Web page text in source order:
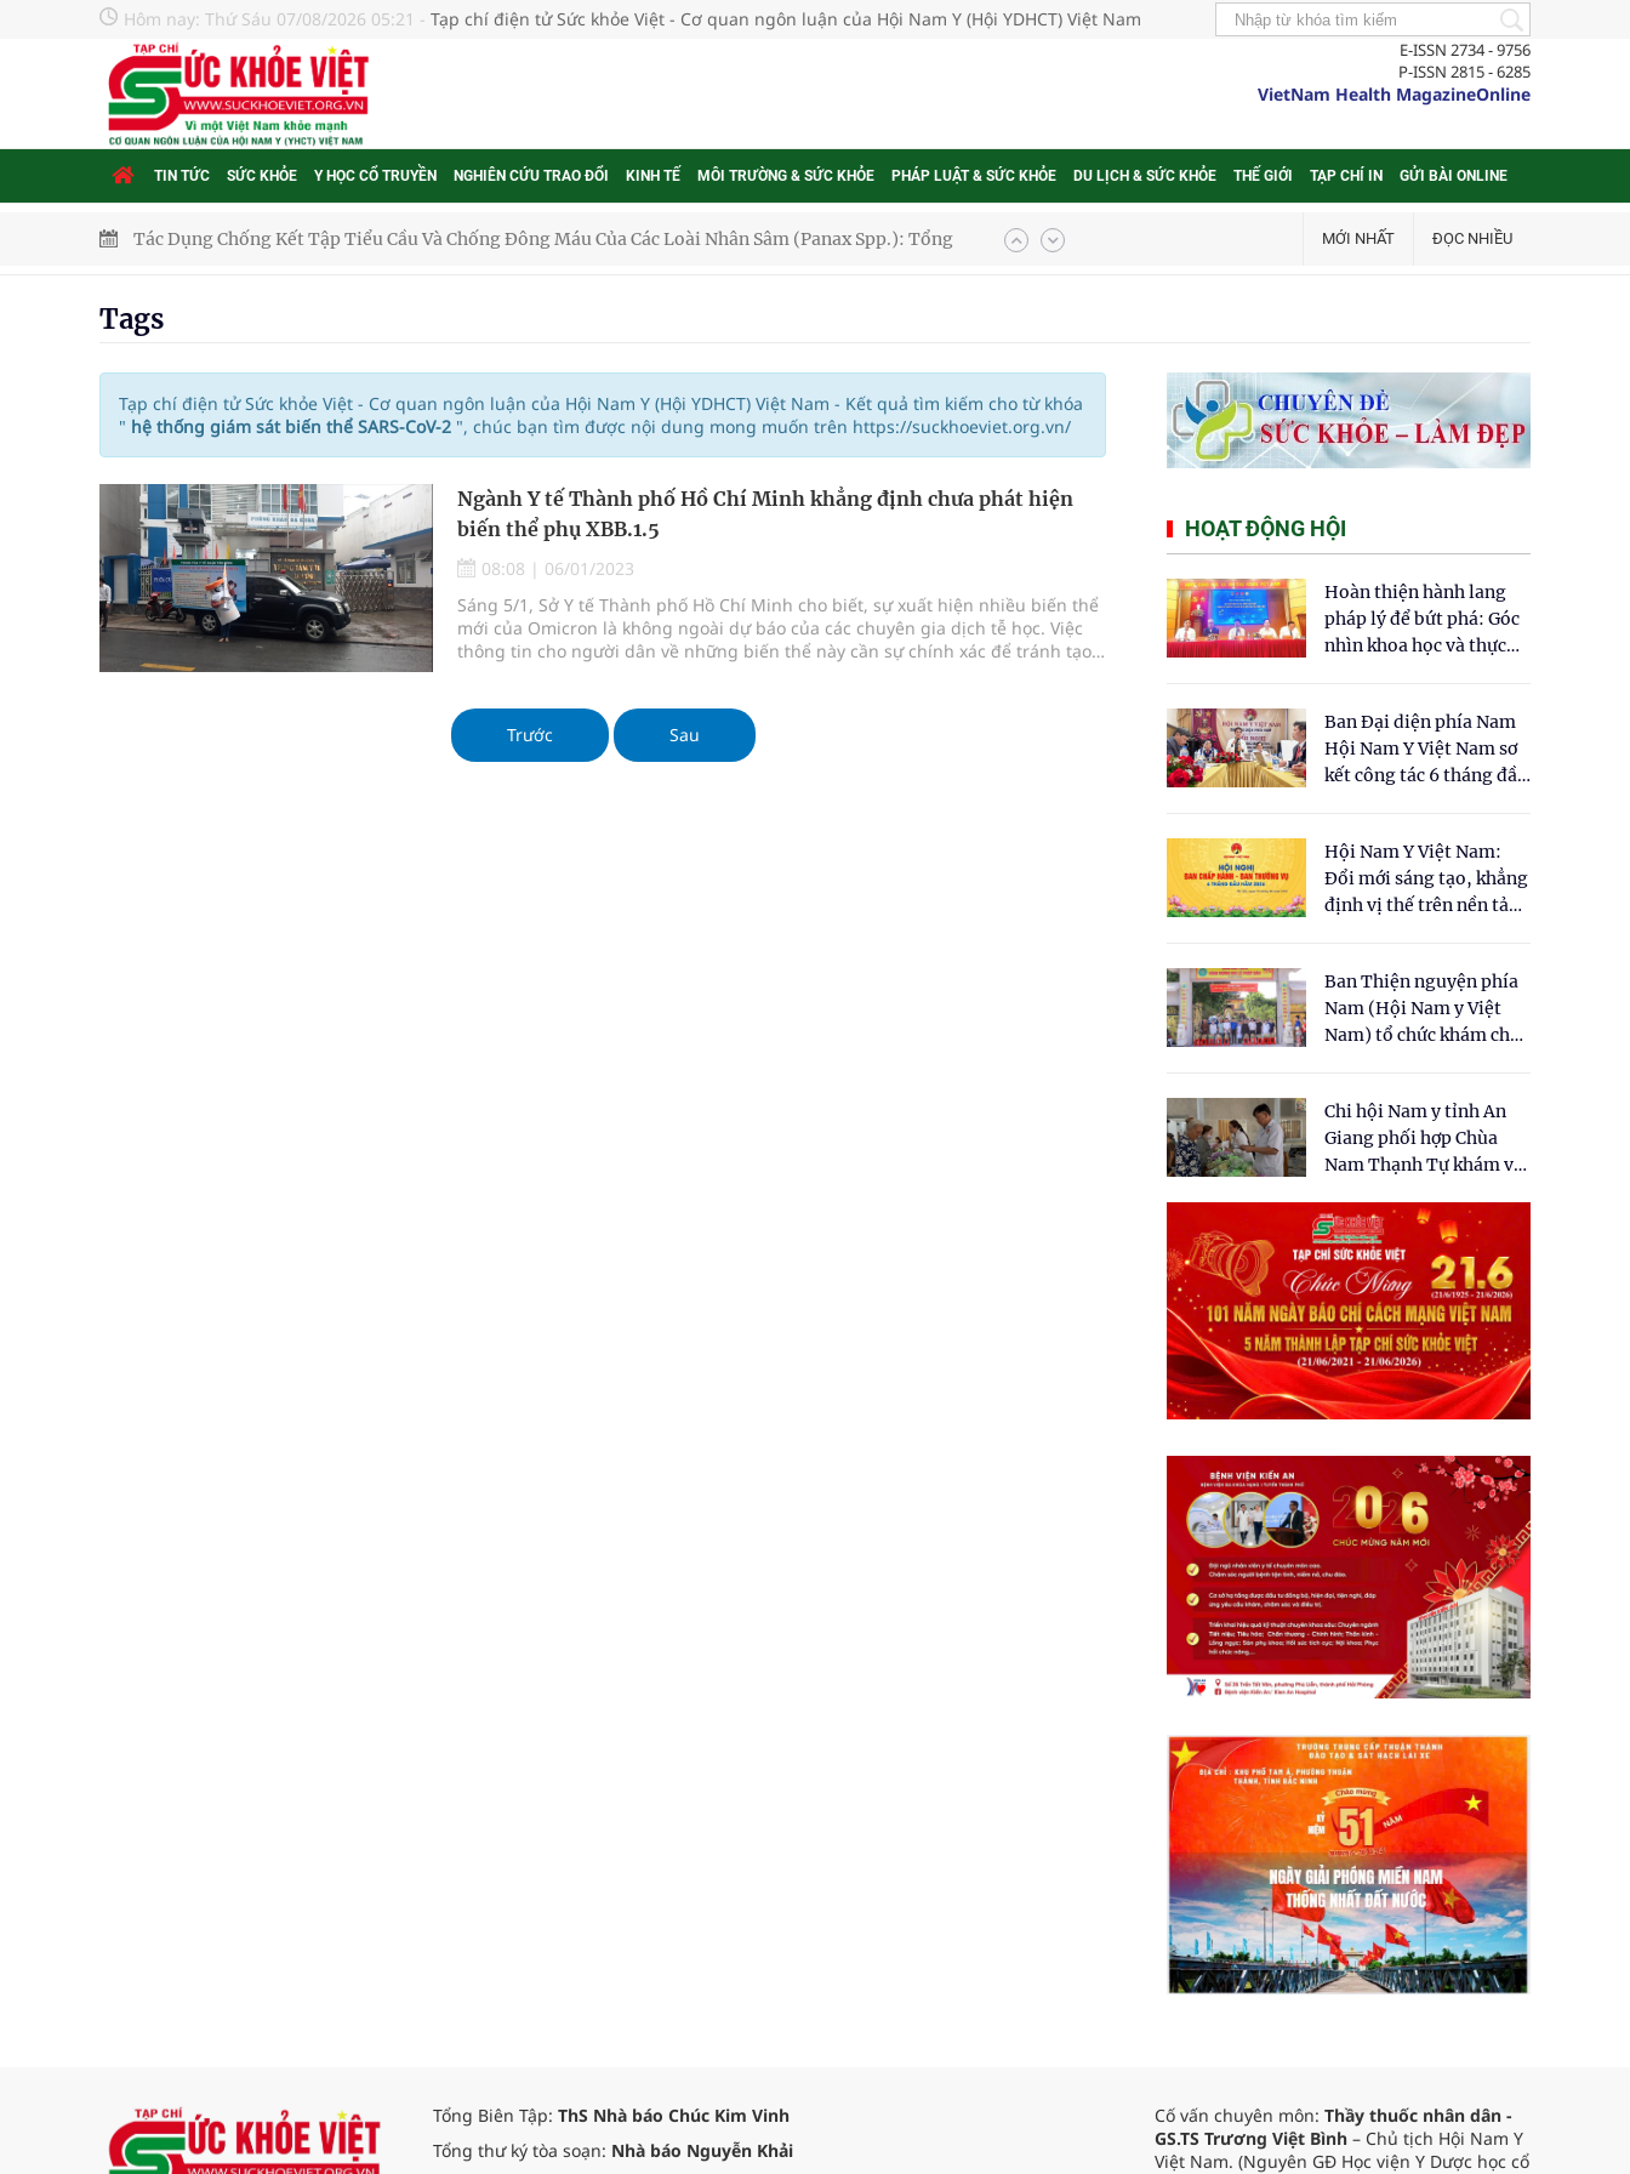
Hôm nay: Thứ Sáu 07/08/2026 05:21 - Tạp chí điện tử Sức khỏe Việt - Cơ quan ngôn luận của Hội Nam Y (Hội YDHCT) Việt Nam
E-ISSN 2734 - 9756
P-ISSN 2815 - 6285
VietNam Health MagazineOnline
TIN TỨC SỨC KHỎE Y HỌC CỔ TRUYỀN NGHIÊN CỨU TRAO ĐỔI KINH TẾ MÔI TRƯỜNG & SỨC KHỎE PHÁP LUẬT & SỨC KHỎE DU LỊCH & SỨC KHỎE THẾ GIỚI TẠP CHÍ IN GỬI BÀI ONLINE
Tác Dụng Chống Kết Tập Tiểu Cầu Và Chống Đông Máu Của Các Loài Nhân Sâm (Panax Spp.): Tổng
"Nền kinh tế bạc" có thể trở thành động lực tăng trưởng mới của Việt Nam
Quảng Trị: Phát huy vai trò của chính quyền địa phương hai cấp trong quản lý hoạt động nha khoa,
bảo vệ sức khỏe Nhân dân
Không chỉ cắt tóc, Đông Tây Barbershop dành nguồn lực cho môi trường và cộng đồng
Bệnh viện không được thu thêm tiền của người bệnh bảo hiểm y tế nếu không đăng ký khám theo yêu
cầu
Ung thư thận: Nguy hiểm vì tiến triển quá âm thầm
MỚI NHẤT ĐỌC NHIỀU
Tags
Tạp chí điện tử Sức khỏe Việt - Cơ quan ngôn luận của Hội Nam Y (Hội YDHCT) Việt Nam - Kết quả tìm kiếm cho từ khóa
" hệ thống giám sát biến thể SARS-CoV-2 ", chúc bạn tìm được nội dung mong muốn trên https://suckhoeviet.org.vn/
Ngành Y tế Thành phố Hồ Chí Minh khẳng định chưa phát hiện
biến thể phụ XBB.1.5
08:08 | 06/01/2023
Sáng 5/1, Sở Y tế Thành phố Hồ Chí Minh cho biết, sự xuất hiện nhiều biến thể
mới của Omicron là không ngoài dự báo của các chuyên gia dịch tễ học. Việc
thông tin cho người dân về những biến thể này cần sự chính xác để tránh tạo
Trước Sau
HOẠT ĐỘNG HỘI
Hoàn thiện hành lang
pháp lý để bứt phá: Góc
nhìn khoa học và thực
cho Luật Y dược cổ
truyền Việt Nam"
Ban Đại diện phía Nam
Hội Nam Y Việt Nam sơ
kết công tác 6 tháng đầu
Hội Nam Y Việt Nam:
Đổi mới sáng tạo, khẳng
định vị thế trên nền tảng
Ban Thiện nguyện phía
Nam (Hội Nam y Việt
Nam) tổ chức khám chữa
dân tại xã Tân Tập
Chi hội Nam y tỉnh An
Giang phối hợp Chùa
Nam Thạnh Tự khám và
nhân dân
Tổng Biên Tập: ThS Nhà báo Chúc Kim Vinh
Tổng thư ký tòa soạn: Nhà báo Nguyễn Khải
Cố vấn chuyên môn: Thầy thuốc nhân dân -
GS.TS Trương Việt Bình – Chủ tịch Hội Nam Y
Việt Nam. (Nguyên GĐ Học viện Y Dược học cổ